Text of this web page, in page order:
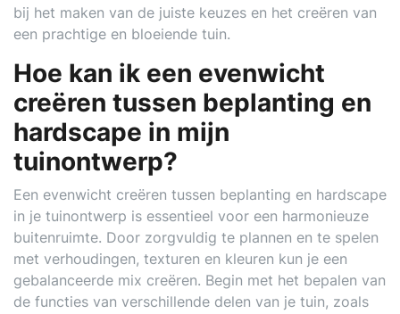
bij het maken van de juiste keuzes en het creëren van
een prachtige en bloeiende tuin.
Hoe kan ik een evenwicht
creëren tussen beplanting en
hardscape in mijn
tuinontwerp?
Een evenwicht creëren tussen beplanting en hardscape
in je tuinontwerp is essentieel voor een harmonieuze
buitenruimte. Door zorgvuldig te plannen en te spelen
met verhoudingen, texturen en kleuren kun je een
gebalanceerde mix creëren. Begin met het bepalen van
de functies van verschillende delen van je tuin, zoals